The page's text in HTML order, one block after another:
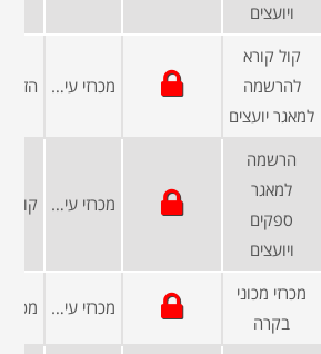
ויועצים
קול קורא
להרשמה
למאגר יועצים
מכרזי עיריות ומועצות
הרשמה
למאגר
ספקים
ויועצים
מכרזי עיריות ומועצות
מכרזי מכוני
בקרה
מכרזי עיריות ומועצות